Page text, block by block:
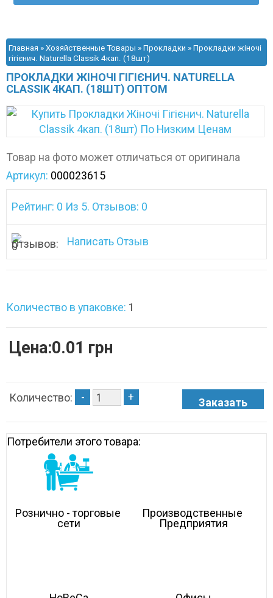
Главная »Хозяйственные Товары »Прокладки » Прокладки жіночі
гігієнич. Naturella Classik 4кап. (18шт)
ПРОКЛАДКИ ЖІНОЧІ ГІГІЄНИЧ. NATURELLA
CLASSIK 4КАП. (18ШТ) ОПТОМ
Товар на фото может отличаться от оригинала
Артикул: 000023615
Рейтинг: 0 Из 5. Отзывов: 0
Написать Отзыв
Количество в упаковке: 1
Цена:0.01 грн
Количество: - +
Потребители этого товара:
Рознично - торговые
сети
Производственные
Предприятия